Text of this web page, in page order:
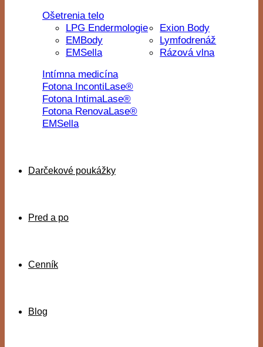
Ošetrenia telo
LPG Endermologie
EMBody
EMSella
Exion Body
Lymfodrenáž
Rázová vlna
Intímna medicína
Fotona IncontiLase®
Fotona IntimaLase®
Fotona RenovaLase®
EMSella
Darčekové poukážky
Pred a po
Cenník
Blog